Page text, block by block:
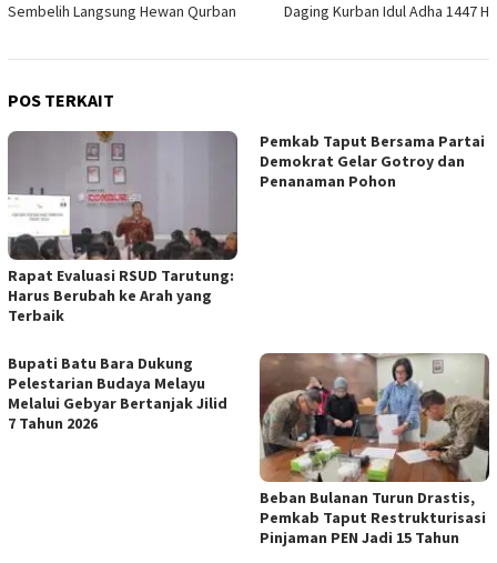
Sembelih Langsung Hewan Qurban
Daging Kurban Idul Adha 1447 H
POS TERKAIT
Rapat Evaluasi RSUD Tarutung:
Harus Berubah ke Arah yang
Terbaik
Pemkab Taput Bersama Partai
Demokrat Gelar Gotroy dan
Penanaman Pohon
Bupati Batu Bara Dukung
Pelestarian Budaya Melayu
Melalui Gebyar Bertanjak Jilid
7 Tahun 2026
Beban Bulanan Turun Drastis,
Pemkab Taput Restrukturisasi
Pinjaman PEN Jadi 15 Tahun‎